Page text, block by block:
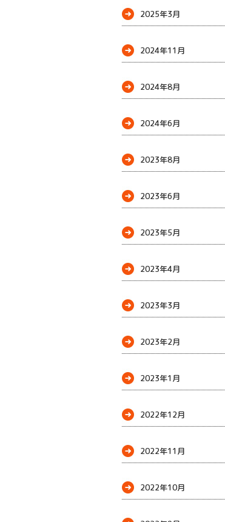
2025年3月
2024年11月
2024年8月
2024年6月
2023年8月
2023年6月
2023年5月
2023年4月
2023年3月
2023年2月
2023年1月
2022年12月
2022年11月
2022年10月